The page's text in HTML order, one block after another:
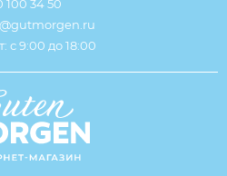
100 34 50
с 9:00 до 18:00